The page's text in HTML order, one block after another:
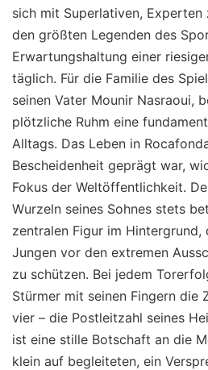
sich mit Superlativen, Experten
den größten Legenden des
Erwartungshaltung einer
täglich. Für die Familie des
seinen Vater Mounir Nasraoui,
plötzliche Ruhm eine
Alltags. Das Leben in
Bescheidenheit geprägt war,
Fokus der Weltöffentlichkeit.
Wurzeln seines Sohnes stets
zentralen Figur im Hintergrund,
Jungen vor den extremen
zu schützen. Bei jedem
Stürmer mit seinen Fingern die
vier – die Postleitzahl seines
ist eine stille Botschaft an die
klein auf begleiteten, ein